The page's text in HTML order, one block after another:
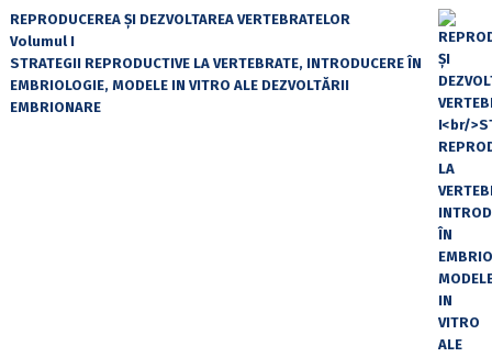
REPRODUCEREA ȘI DEZVOLTAREA VERTEBRATELOR
Volumul I
STRATEGII REPRODUCTIVE LA VERTEBRATE, INTRODUCERE ÎN
EMBRIOLOGIE, MODELE IN VITRO ALE DEZVOLTĂRII
EMBRIONARE